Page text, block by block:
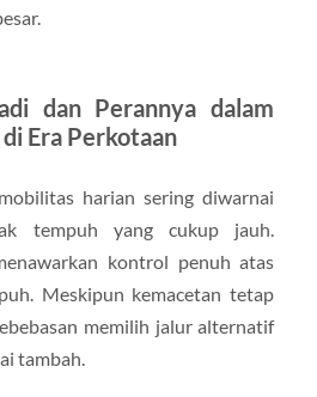
dan Perannya dalam
Era Perkotaan
harian sering diwarnai
tempuh yang cukup jauh.
kontrol penuh atas
Meskipun kemacetan tetap
memilih jalur alternatif
tambah.